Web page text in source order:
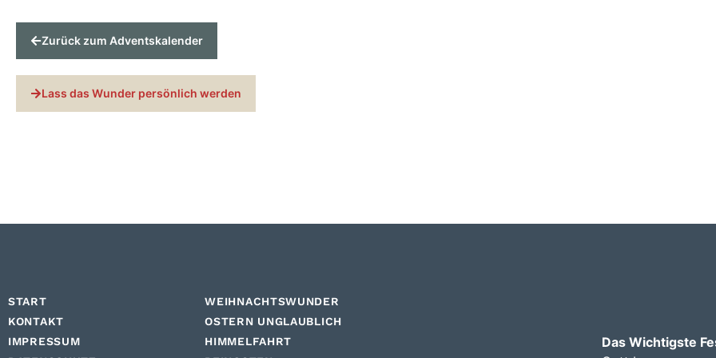
Zurück zum Adventskalender
Lass das Wunder persönlich werden
START
KONTAKT
IMPRESSUM
WEIHNACHTSWUNDER
OSTERN UNGLAUBLICH
HIMMELFAHRT
Das Wichtigste